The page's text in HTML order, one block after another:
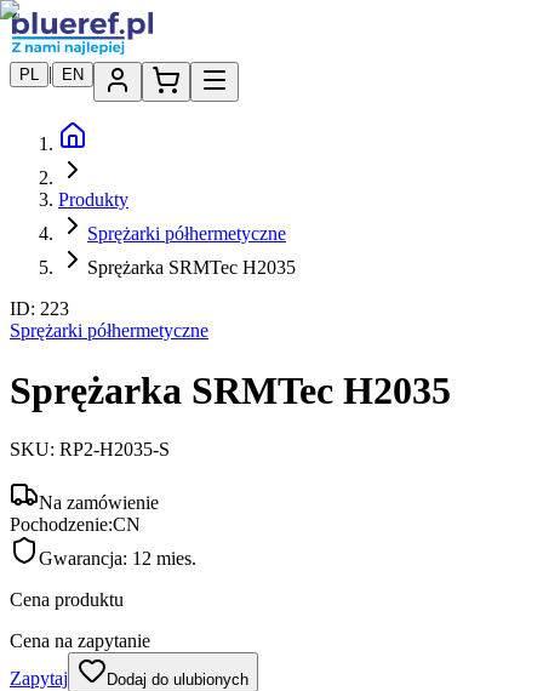
PL | EN
Produkty
Sprężarki półhermetyczne
Sprężarka SRMTec H2035
ID: 223
Sprężarki półhermetyczne
Sprężarka SRMTec H2035
SKU: RP2-H2035-S
Na zamówienie
Pochodzenie:CN
Gwarancja: 12 mies.
Cena produktu
Cena na zapytanie
Zapytaj
Dodaj do ulubionych